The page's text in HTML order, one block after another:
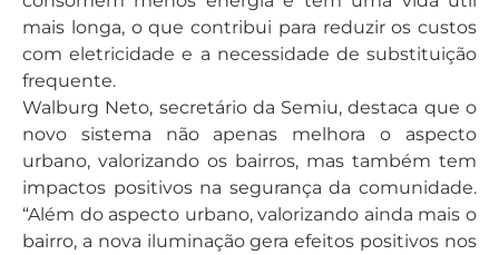
mais longa, o que contribui para reduzir os custos
com eletricidade e a necessidade de substituição
frequente.
Walburg Neto, secretário da Semiu, destaca que o
novo sistema não apenas melhora o aspecto
urbano, valorizando os bairros, mas também tem
impactos positivos na segurança da comunidade.
“Além do aspecto urbano, valorizando ainda mais o
bairro, a nova iluminação gera efeitos positivos nos